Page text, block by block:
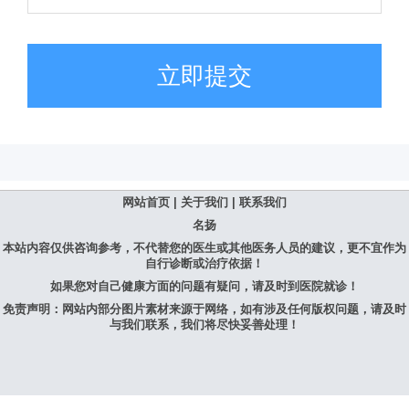
立即提交
网站首页 关于我们
联系我们
名扬
本站内容仅供咨询参考，不代替您的医生或其他医务人员的建议，更不宜作为
自行诊断或治疗依据！
如果您对自己健康方面的问题有疑问，请及时到医院就诊！
免责声明：网站内部分图片素材来源于网络，如有涉及任何版权问题，请及时
与我们联系，我们将尽快妥善处理！